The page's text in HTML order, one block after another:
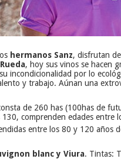
hermanos Sanz, disfrutan
, hoy sus vinos se hacen
incondicionalidad por lo
y trabajo. Aúnan una
de 260 has (100has de
comprenden edades entre
entre los 80 y 120 años
blancy Viura. Tintas: